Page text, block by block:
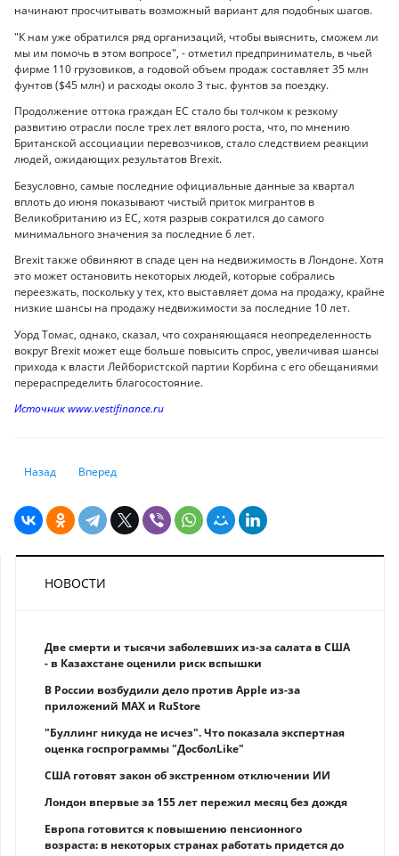
начинают просчитывать возможный вариант для подобных шагов.
"К нам уже обратился ряд организаций, чтобы выяснить, сможем ли
мы им помочь в этом вопросе", - отметил предприниматель, в чьей
фирме 110 грузовиков, а годовой объем продаж составляет 35 млн
фунтов ($45 млн) и расходы около 3 тыс. фунтов за поездку.
Продолжение оттока граждан ЕС стало бы толчком к резкому
развитию отрасли после трех лет вялого роста, что, по мнению
Британской ассоциации перевозчиков, стало следствием реакции
людей, ожидающих результатов Brexit.
Безусловно, самые последние официальные данные за квартал
вплоть до июня показывают чистый приток мигрантов в
Великобританию из ЕС, хотя разрыв сократился до самого
минимального значения за последние 6 лет.
Brexit также обвиняют в спаде цен на недвижимость в Лондоне. Хотя
это может остановить некоторых людей, которые собрались
переезжать, поскольку у тех, кто выставляет дома на продажу, крайне
низкие шансы на продажу недвижимости за последние 10 лет.
Уорд Томас, однако, сказал, что сохраняющаяся неопределенность
вокруг Brexit может еще больше повысить спрос, увеличивая шансы
прихода к власти Лейбористской партии Корбина с его обещаниями
перераспределить благосостояние.
Источник www.vestifinance.ru
Предыдущий: Goldman Sachs: неравенство угрожает экономике США
Назад Следующий: Компании США будут вынуждены снизить
Вперед
НОВОСТИ
Две смерти и тысячи заболевших из-за салата в США
- в Казахстане оценили риск вспышки
В России возбудили дело против Apple из-за
приложений MAX и RuStore
"Буллинг никуда не исчез". Что показала экспертная
оценка госпрограммы "ДосболLike"
США готовят закон об экстренном отключении ИИ
Лондон впервые за 155 лет пережил месяц без дождя
Европа готовится к повышению пенсионного
возраста: в некоторых странах работать придется до